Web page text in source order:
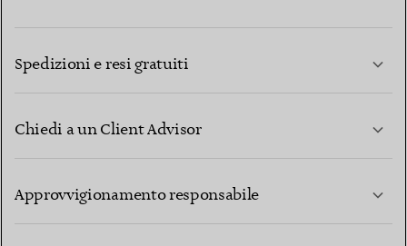
Spedizioni e resi gratuiti
Chiedi a un Client Advisor
Approvvigionamento responsabile